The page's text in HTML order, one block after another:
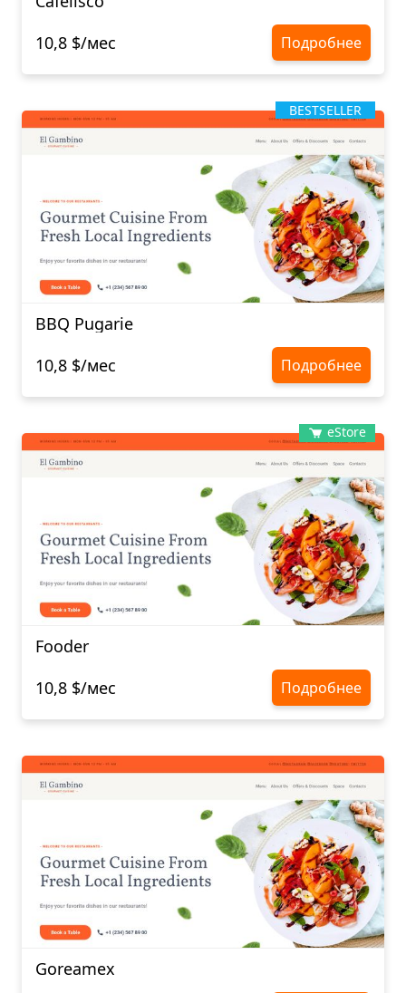
10,8 $/мес
Подробнее
BESTSELLER
BBQ Pugarie
10,8 $/мес
Подробнее
eStore
Fooder
10,8 $/мес
Подробнее
Goreamex